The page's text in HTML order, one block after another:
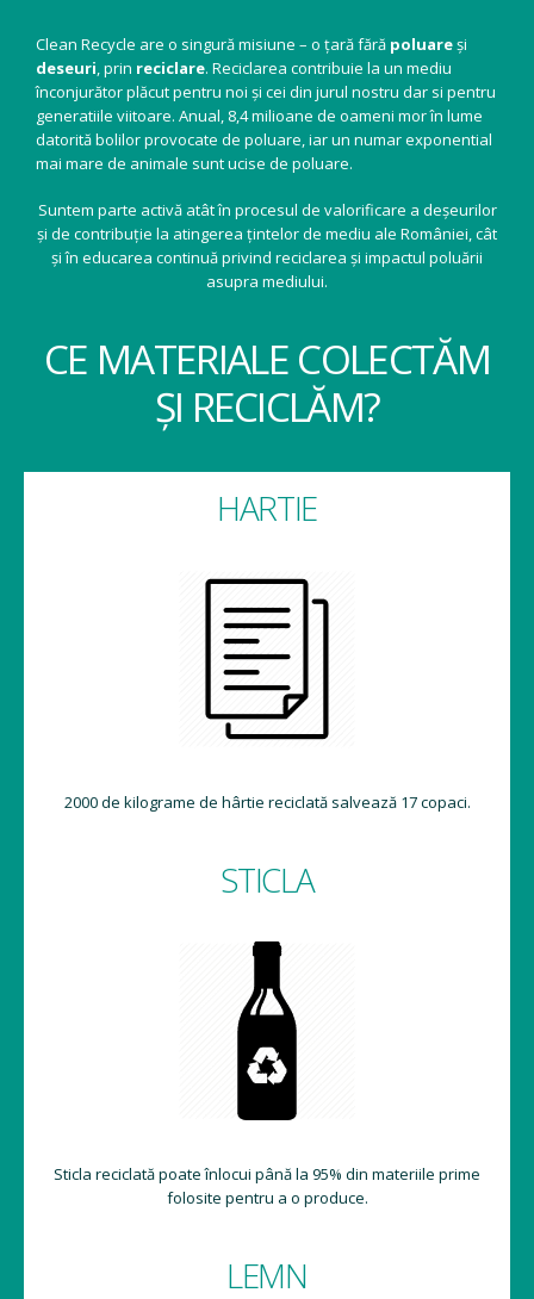
Clean Recycle are o singură misiune – o țară fără poluareși
deseuri, prin reciclare. Reciclarea contribuie la un mediu
înconjurător plăcut pentru noi și cei din jurul nostru dar si pentru
generatiile viitoare. Anual, 8,4 milioane de oameni mor în lume
datorită bolilor provocate de poluare, iar un numar exponential
mai mare de animale sunt ucise de poluare.
Suntem parte activă atât în procesul de valorificare a deșeurilor
și de contribuție la atingerea țintelor de mediu ale României, cât
și în educarea continuă privind reciclarea și impactul poluării
asupra mediului.
CE MATERIALE COLECTĂM
ȘI RECICLĂM?
HARTIE
2000 de kilograme de hârtie reciclată salvează 17 copaci.
STICLA
Sticla reciclată poate înlocui până la 95% din materiile prime
folosite pentru a o produce.
LEMN